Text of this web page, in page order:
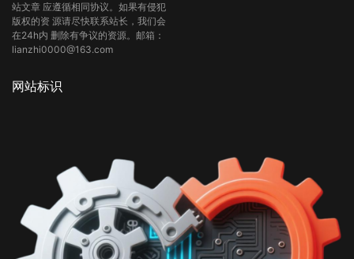
站文章 应遵循相同协议。如果有侵犯
版权的资 源请尽快联系站长，我们会
在24h内 删除有争议的资源。邮箱：
lianzhi0000@163.com
网站标识